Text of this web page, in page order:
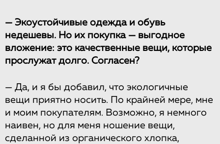
— Экоустойчивые одежда и обувь
недешевы. Но их покупка — выгодное
вложение: это качественные вещи, которые
прослужат долго. Согласен?
— Да, и я бы добавил, что экологичные
вещи приятно носить. По крайней мере, мне
и моим покупателям. Возможно, я немного
наивен, но для меня ношение вещи,
сделанной из органического хлопка,